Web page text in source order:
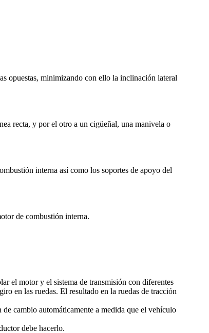
opuestas, minimizando con ello la inclinación lateral
recta, y por el otro a un cigüeñal, una manivela o
interna así como los soportes de apoyo del
de combustión interna.
el motor y el sistema de transmisión con diferentes
en las ruedas. El resultado en la ruedas de tracción
cambio automáticamente a medida que el vehículo
debe hacerlo.